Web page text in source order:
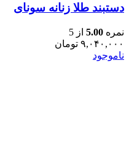
دستبند طلا زنانه سونای
نمره 5.00 از 5
۹,۰۴۰,۰۰۰ تومان
ناموجود